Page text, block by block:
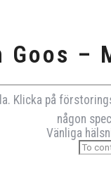
Goos –
Klicka på
någon
Vänliga